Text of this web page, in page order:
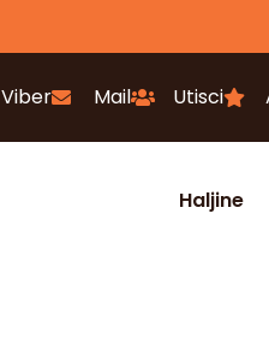
Viber Mail Utisci
Haljine